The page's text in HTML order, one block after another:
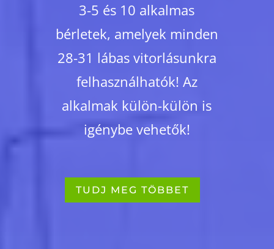
3-5 és 10 alkalmas
bérletek, amelyek minden
28-31 lábas vitorlásunkra
felhasználhatók! Az
alkalmak külön-külön is
igénybe vehetők!
TUDJ MEG TÖBBET